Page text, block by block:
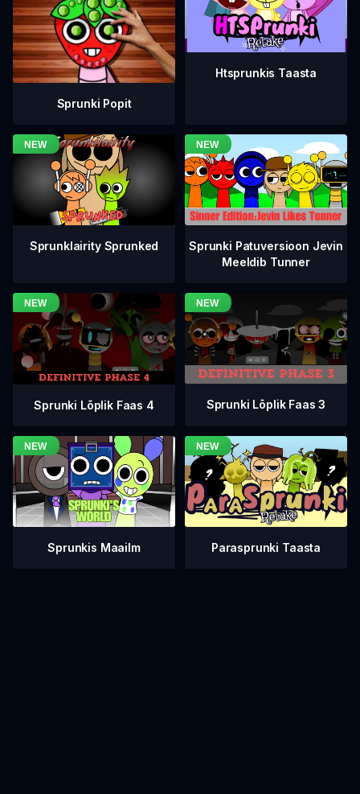
Sprunki Popit
Htsprunkis Taasta
Sprunklairity Sprunked
Sprunki Patuversioon Jevin
Meeldib Tunner
Sprunki Lõplik Faas 4 Sprunki Lõplik Faas 3
Sprunkis Maailm Parasprunki Taasta